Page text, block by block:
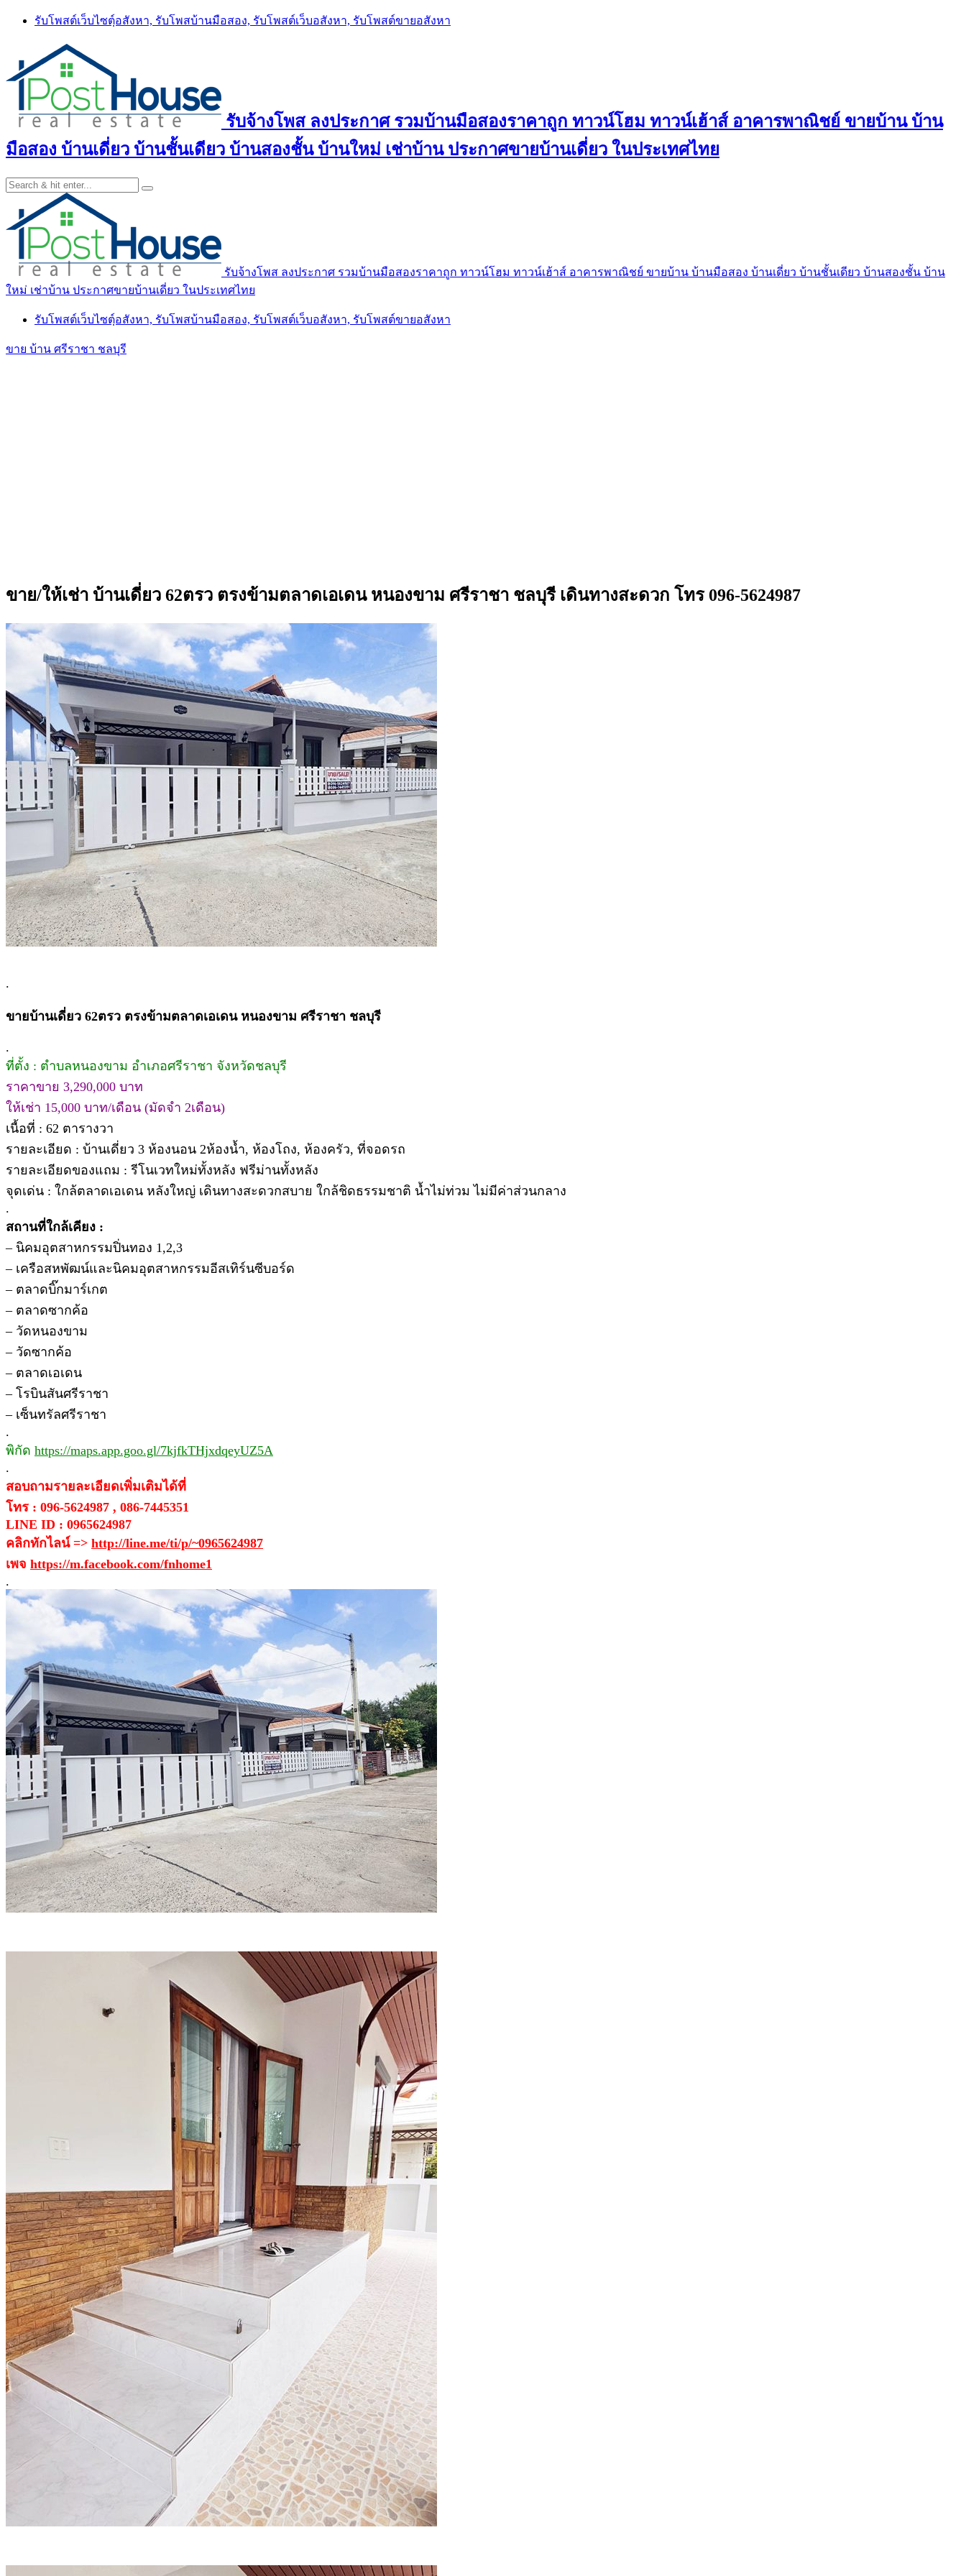
Skip
รับโพสต์เว็บไซตฺ์อสังหา, รับโพสบ้านมือสอง, รับโพสต์เว็บอสังหา, รับโพสต์ขายอสังหา
รับจ้างโพส ลงประกาศ รวมบ้านมือสองราคาถูก ทาวน์โฮม ทาวน์เฮ้าส์ อาคารพาณิชย์ ขายบ้าน บ้าน
มือสอง บ้านเดี่ยว บ้านชั้นเดียว บ้านสองชั้น บ้านใหม่ เช่าบ้าน ประกาศขายบ้านเดี่ยว ในประเทศไทย
รับจ้างโพส ลงประกาศ รวมบ้านมือสองราคาถูก ทาวน์โฮม ทาวน์เฮ้าส์ อาคารพาณิชย์ ขายบ้าน บ้านมือสอง บ้านเดี่ยว บ้านชั้นเดียว บ้านสองชั้น บ้าน
ใหม่ เช่าบ้าน ประกาศขายบ้านเดี่ยว ในประเทศไทย
รับโพสต์เว็บไซตฺ์อสังหา, รับโพสบ้านมือสอง, รับโพสต์เว็บอสังหา, รับโพสต์ขายอสังหา
ขาย บ้าน ศรีราชา ชลบุรี
ขาย/ให้เช่า บ้านเดี่ยว 62ตรว ตรงข้ามตลาดเอเดน หนองขาม ศรีราชา ชลบุรี เดินทางสะดวก โทร 096-5624987
.
ขายบ้านเดี่ยว 62ตรว ตรงข้ามตลาดเอเดน หนองขาม ศรีราชา ชลบุรี
.
ที่ตั้ง : ตำบลหนองขาม อำเภอศรีราชา จังหวัดชลบุรี
ราคาขาย 3,290,000 บาท
ให้เช่า 15,000 บาท/เดือน (มัดจำ 2เดือน)
เนื้อที่ : 62 ตารางวา
รายละเอียด : บ้านเดี่ยว 3 ห้องนอน 2ห้องน้ำ, ห้องโถง, ห้องครัว, ที่จอดรถ
รายละเอียดของแถม : รีโนเวทใหม่ทั้งหลัง ฟรีม่านทั้งหลัง
จุดเด่น : ใกล้ตลาดเอเดน หลังใหญ่ เดินทางสะดวกสบาย ใกล้ชิดธรรมชาติ น้ำไม่ท่วม ไม่มีค่าส่วนกลาง
.
สถานที่ใกล้เคียง :
– นิคมอุตสาหกรรมปิ่นทอง 1,2,3
– เครือสหพัฒน์และนิคมอุตสาหกรรมอีสเทิร์นซีบอร์ด
– ตลาดบิ๊กมาร์เกต
– ตลาดซากค้อ
– วัดหนองขาม
– วัดซากค้อ
– ตลาดเอเดน
– โรบินสันศรีราชา
– เซ็นทรัลศรีราชา
.
พิกัด https://maps.app.goo.gl/7kjfkTHjxdqeyUZ5A
.
สอบถามรายละเอียดเพิ่มเติมได้ที่
โทร : 096-5624987 , 086-7445351
LINE ID : 0965624987
คลิกทักไลน์ => http://line.me/ti/p/~0965624987
เพจ https://m.facebook.com/fnhome1
.